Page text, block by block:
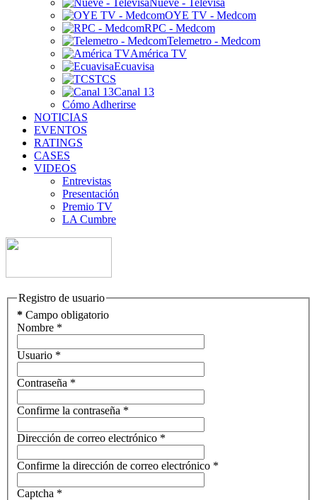
Nueve - Televisa
OYE TV - Medcom
RPC - Medcom
Telemetro - Medcom
América TV
Ecuavisa
TCS
Canal 13
Cómo Adherirse
NOTICIAS
EVENTOS
RATINGS
CASES
VIDEOS
Entrevistas
Presentación
Premio TV
LA Cumbre
Registro de usuario
* Campo obligatorio
Nombre *
Usuario *
Contraseña *
Confirme la contraseña *
Dirección de correo electrónico *
Confirme la dirección de correo electrónico *
Captcha *